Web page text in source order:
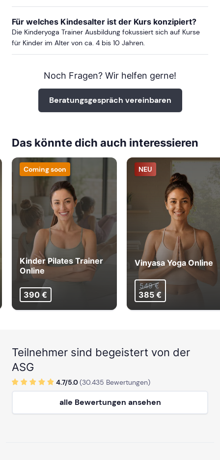
ab Sa, 03. April 2027
mehr Termine in Stuttgart anzeigen
Für welches Kindesalter ist der Kurs konzipiert?
Die Kinderyoga Trainer Ausbildung fokussiert sich auf Kurse
für Kinder im Alter von ca. 4 bis 10 Jahren.
Noch Fragen? Wir helfen gerne!
Beratungsgespräch vereinbaren
Das könnte dich auch interessieren
Coming soon
Kinder Pilates Trainer
Online
390 €
NEU
Vinyasa Yoga Online
549 €
385 €
Teilnehmer sind begeistert von der
ASG
4.7/5.0(30.435 Bewertungen)
alle Bewertungen ansehen